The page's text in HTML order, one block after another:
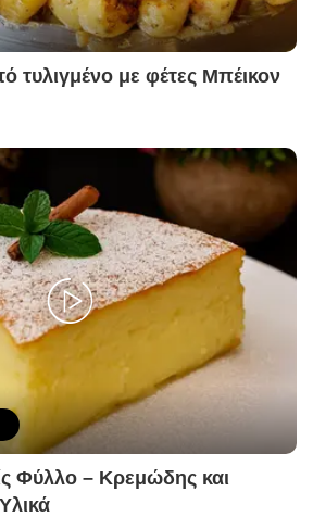
τυλιγμένο με φέτες Μπέικον
Φύλλο – Κρεμώδης και